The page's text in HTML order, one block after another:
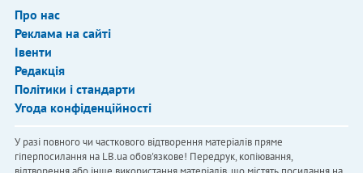
Про нас
Реклама на сайті
Івенти
Редакція
Політики і стандарти
Угода конфіденційності
У разі повного чи часткового відтворення матеріалів пряме
гіперпосилання на LB.ua обов'язкове! Передрук, копіювання,